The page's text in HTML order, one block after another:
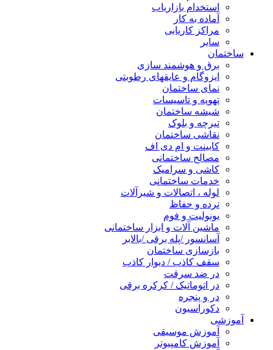
استخدام بازاریاب
آماده به کار
مراکز کاریابی
سایر
ساختمان
برق و هوشمند سازی
ایزوگام و عایقهای رطوبتی
نمای ساختمان
تهویه و تاسیسات
شیشه ساختمان
تیرچه و بلوک
نقاشی ساختمان
کابینت و ام دی اف
مصالح ساختمانی
کاشی و سرامیک
خدمات ساختمانی
لوله ، اتصالات و شیرآلات
نرده و حفاظ
یونولیت و فوم
ماشین آلات و ابزار ساختمانی
آسانسور /پله برقی /بالابر
بازسازی ساختمان
سقف کاذب / دیوار کاذب
در ضد سرقت
در اتوماتیک / کرکره برقی
در و پنجره
دکوراسیون
آموزشی
آموزش موسیقی
آموزش کامپیوتر